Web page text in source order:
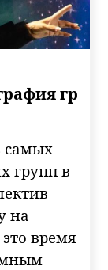
гр
самых
групп в
на
время